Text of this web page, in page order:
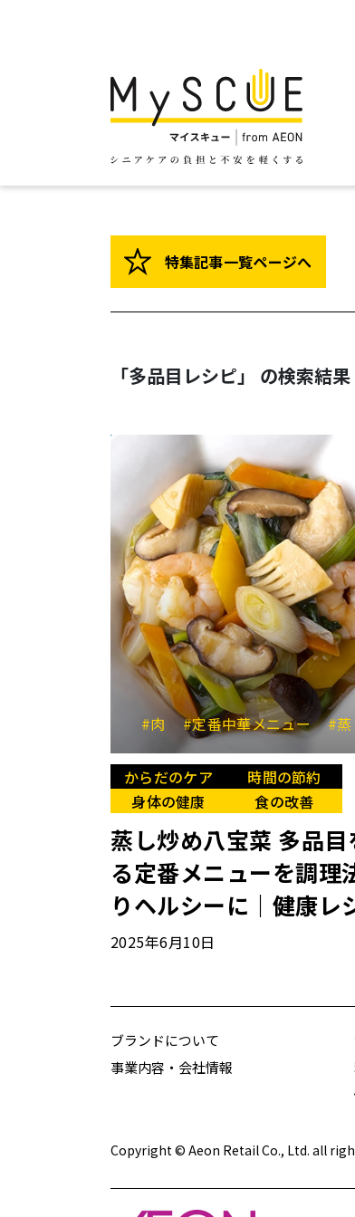
特集記事一覧ページへ
「多品目レシピ」 の検索結果
#肉 #定番中華メニュー #蒸し
からだのケア
時間の節約
身体の健康
食の改善
蒸し炒め八宝菜 多品目
る定番メニューを調理
りヘルシーに｜健康レ
2025年6月10日
ブランドについて
事業内容・会社情報
Copyright © Aeon Retail Co., Ltd. all